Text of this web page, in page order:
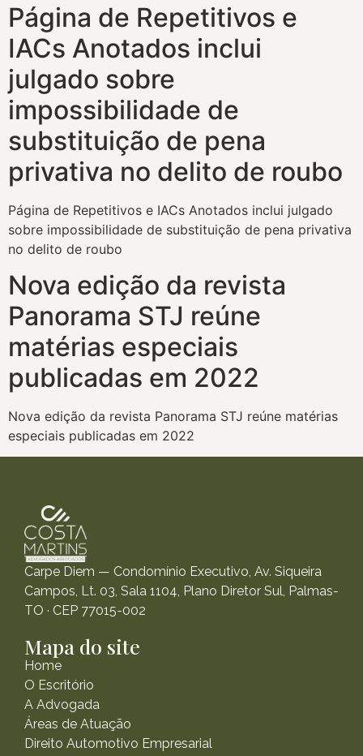
Página de Repetitivos e
IACs Anotados inclui
julgado sobre
impossibilidade de
substituição de pena
privativa no delito de roubo
Página de Repetitivos e IACs Anotados inclui julgado
sobre impossibilidade de substituição de pena privativa
no delito de roubo
Nova edição da revista
Panorama STJ reúne
matérias especiais
publicadas em 2022
Nova edição da revista Panorama STJ reúne matérias
especiais publicadas em 2022
Carpe Diem — Condomínio Executivo, Av. Siqueira
Campos, Lt. 03, Sala 1104, Plano Diretor Sul, Palmas-
TO · CEP 77015-002
Mapa do site
Home
O Escritório
A Advogada
Áreas de Atuação
Direito Automotivo Empresarial